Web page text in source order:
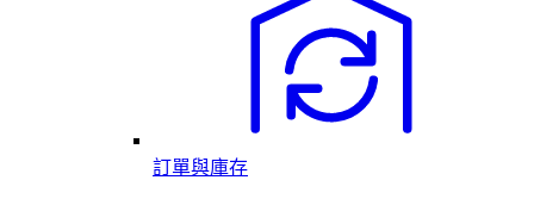
訂單與庫存